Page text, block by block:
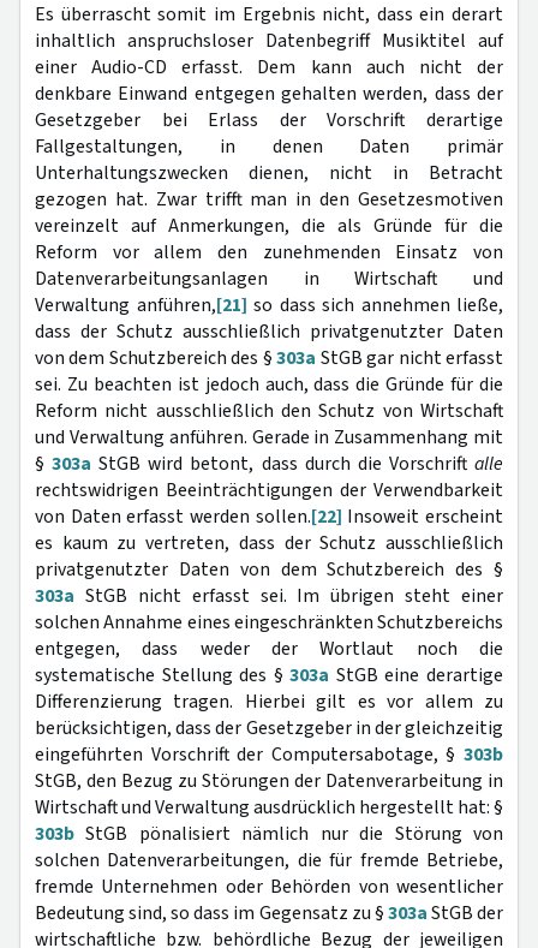
Es überrascht somit im Ergebnis nicht, dass ein derart
inhaltlich anspruchsloser Datenbegriff Musiktitel auf
einer Audio-CD erfasst. Dem kann auch nicht der
denkbare Einwand entgegen gehalten werden, dass der
Gesetzgeber bei Erlass der Vorschrift derartige
Fallgestaltungen, in denen Daten primär
Unterhaltungszwecken dienen, nicht in Betracht
gezogen hat. Zwar trifft man in den Gesetzesmotiven
vereinzelt auf Anmerkungen, die als Gründe für die
Reform vor allem den zunehmenden Einsatz von
Datenverarbeitungsanlagen in Wirtschaft und
Verwaltung anführen,[21] so dass sich annehmen ließe,
dass der Schutz ausschließlich privatgenutzter Daten
von dem Schutzbereich des §303a StGB gar nicht erfasst
sei. Zu beachten ist jedoch auch, dass die Gründe für die
Reform nicht ausschließlich den Schutz von Wirtschaft
und Verwaltung anführen. Gerade in Zusammenhang mit
§303a StGB wird betont, dass durch die Vorschriftalle
rechtswidrigen Beeinträchtigungen der Verwendbarkeit
von Daten erfasst werden sollen.[22] Insoweit erscheint
es kaum zu vertreten, dass der Schutz ausschließlich
privatgenutzter Daten von dem Schutzbereich des §
303a StGB nicht erfasst sei. Im übrigen steht einer
solchen Annahme eines eingeschränkten Schutzbereichs
entgegen, dass weder der Wortlaut noch die
systematische Stellung des §303a StGB eine derartige
Differenzierung tragen. Hierbei gilt es vor allem zu
berücksichtigen, dass der Gesetzgeber in der gleichzeitig
eingeführten Vorschrift der Computersabotage, § 303b
StGB, den Bezug zu Störungen der Datenverarbeitung in
Wirtschaft und Verwaltung ausdrücklich hergestellt hat: §
303b StGB pönalisiert nämlich nur die Störung von
solchen Datenverarbeitungen, die für fremde Betriebe,
fremde Unternehmen oder Behörden von wesentlicher
Bedeutung sind, so dass im Gegensatz zu §303aStGB der
wirtschaftliche bzw. behördliche Bezug der jeweiligen